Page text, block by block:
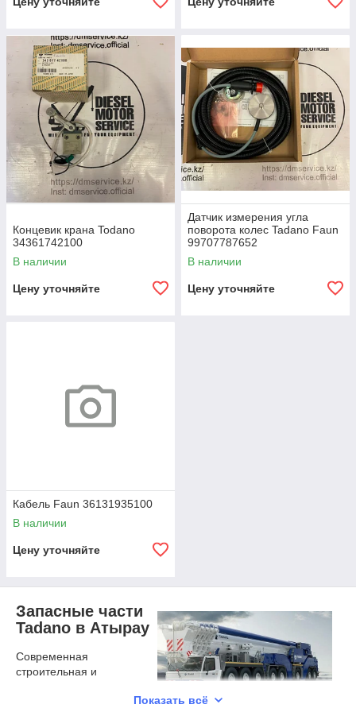
Концевик крана Todano
34361742100
В наличии
Цену уточняйте
Датчик измерения угла
поворота колес Tadano Faun
99707787652
В наличии
Цену уточняйте
Кабель Faun 36131935100
В наличии
Цену уточняйте
Запасные части
Tadano в Атырау
Современная
строительная и
Показать всё